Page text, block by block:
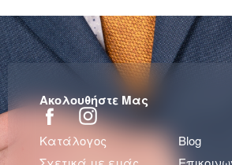
Ακολουθήστε Μας
Κατάλογος
Blog